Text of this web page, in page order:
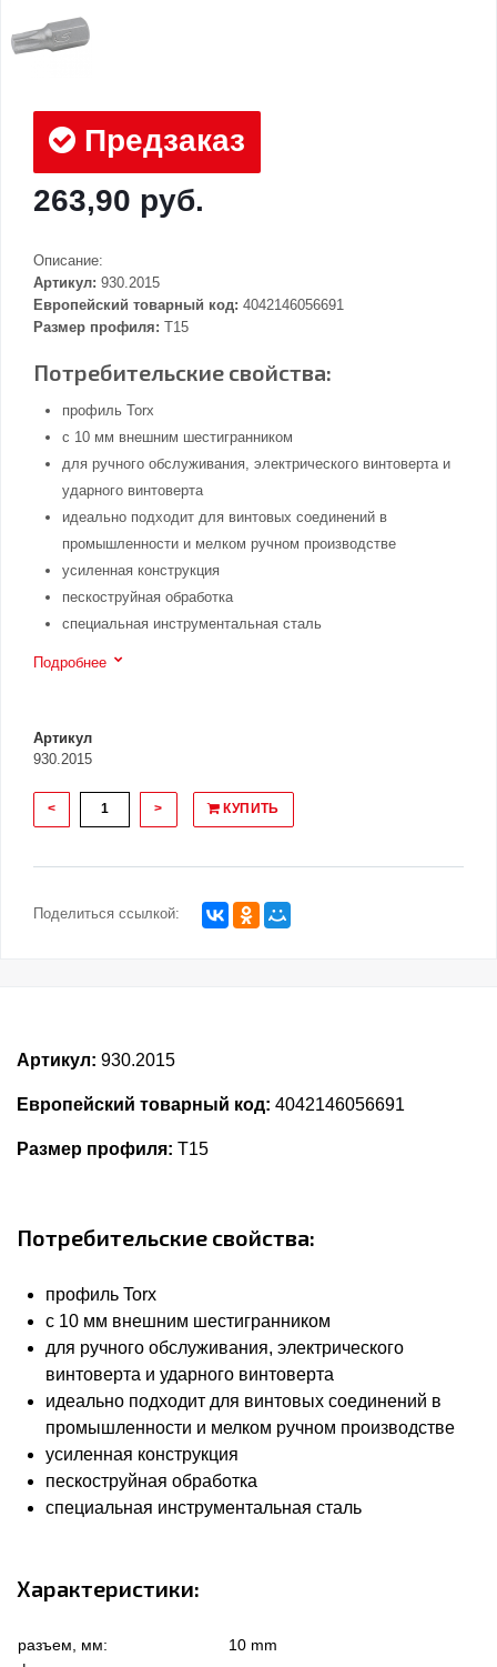
Предзаказ
263,90 руб.
Описание:
Артикул: 930.2015
Европейский товарный код: 4042146056691
Размер профиля: T15
Потребительские свойства:
профиль Torx
с 10 мм внешним шестигранником
для ручного обслуживания, электрического винтоверта и
ударного винтоверта
идеально подходит для винтовых соединений в
промышленности и мелком ручном производстве
усиленная конструкция
пескоструйная обработка
специальная инструментальная сталь
Подробнее
Артикул
930.2015
< > КУПИТЬ
Поделиться ссылкой:
Артикул: 930.2015
Европейский товарный код: 4042146056691
Размер профиля: T15
Потребительские свойства:
профиль Torx
с 10 мм внешним шестигранником
для ручного обслуживания, электрического
винтоверта и ударного винтоверта
идеально подходит для винтовых соединений в
промышленности и мелком ручном производстве
усиленная конструкция
пескоструйная обработка
специальная инструментальная сталь
Характеристики:
разъем, мм:
10 mm